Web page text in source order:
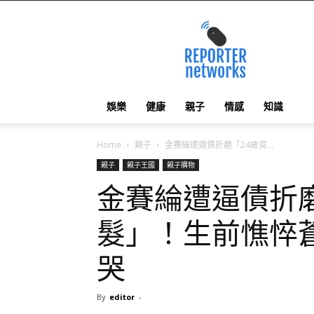
reporternetworks
娛樂 健康 親子 情感 知識
Home 親子 金賽綸遭逼債折磨「24歲竟...
親子 親子王國 親子購物
金賽綸遭逼債折
髮」！生前憔
哭
By editor -